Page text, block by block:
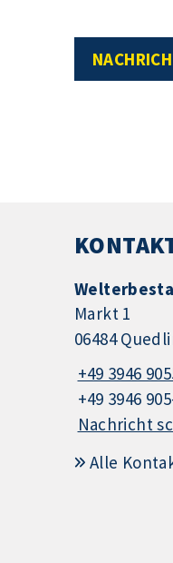
Markt 1
06484
+49 3946
+49 3946
Nachricht
Alle